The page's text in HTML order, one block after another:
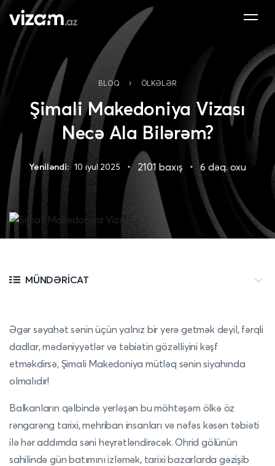
BLOQ › ÖLKƏLƏR
Şimali Makedoniya Vizası
Necə Ala Bilərəm?
Yeniləndi: 10 iyul 2025 2101 baxış 6 dəq. oxu
MÜNDƏRICAT
Əgər səyahət sənin üçün yalnız bir yerə getmək deyil, fərqli
dadlar, mədəniyyətlər və təbiətin gözəlliyini kəşf
etməkdirsə, Şimali Makedoniya mütləq sənin siyahında
olmalıdır!
Balkanların qəlbində yerləşən bu möhtəşəm ölkə öz
rəngarəng tarixi, mehriban insanları və nəfəs kəsən təbiəti
ilə hər addımda səni heyrətləndirəcək. Ohrid gölünün
sahilində gün batımını izləmək, tarixi bazarlarda gəzişib